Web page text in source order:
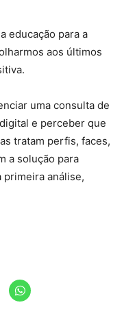
educação para a
aos últimos
uma consulta de
e perceber que
tratam perfis, faces,
a solução para
primeira análise,